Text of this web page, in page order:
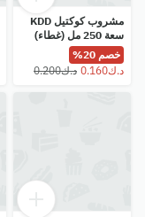
مشروب كوكتيل KDD
سعة 250 مل (غطاء)
خصم 20%